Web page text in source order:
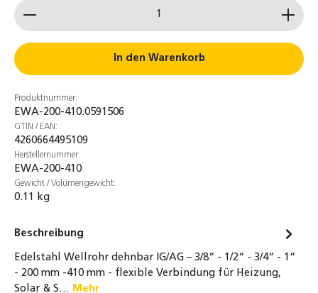
Solarliquid bis -28°C
4er-Set 3/4 Zoll Überwurfmuttern DN16
Edelstahlwellrohr + Segmentringe &
Dichtung bis 260°C
5,90 €
Messing Doppelnippel 3/8" bis 1 1/2" -
beidseitig flachdichtend - Trinkwasser
2,95 €
einseitig flachdichtend, gewindedichtend,
Produkt Anzahl: Gib den gewünschten Wert ein
In den Warenkorb
Produktnummer:
EWA-200-410.0591506
GTIN / EAN:
4260664495109
Herstellernummer:
EWA-200-410
Gewicht / Volumengewicht:
0.11 kg
Beschreibung
Edelstahl Wellrohr dehnbar IG/AG – 3/8“ - 1/2“ - 3/4“ - 1“
- 200 mm -410 mm - flexible Verbindung für Heizung,
Solar & S… Mehr